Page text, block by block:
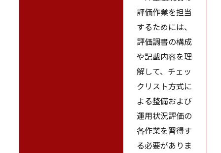
評価作業を担当
するためには、
評価調書の構成
や記載内容を理
解して、チェッ
クリスト方式に
よる整備および
運用状況評価の
各作業を習得す
る必要がありま